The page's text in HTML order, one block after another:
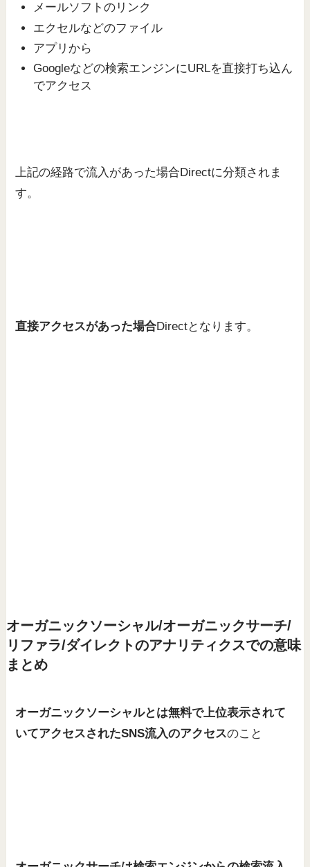
メールソフトのリンク
エクセルなどのファイル
アプリから
Googleなどの検索エンジンにURLを直接打ち込ん
でアクセス
上記の経路で流入があった場合Directに分類されま
す。
直接アクセスがあった場合Directとなります。
オーガニックソーシャル/オーガニックサーチ/
リファラ/ダイレクトのアナリティクスでの意味
まとめ
オーガニックソーシャルとは無料で上位表示されて
いてアクセスされたSNS流入のアクセスのこと